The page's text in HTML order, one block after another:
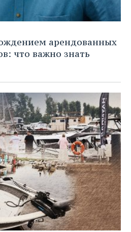
арендованных
что важно знать